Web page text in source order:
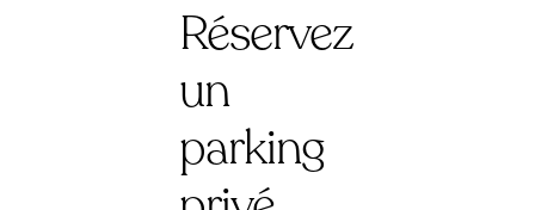
Réservez
un
parking